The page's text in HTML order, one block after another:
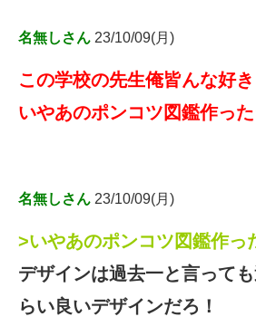
名無しさん 23/10/09(月)
この学校の先生俺皆んな好き
いやあのポンコツ図鑑作っ
名無しさん 23/10/09(月)
>いやあのポンコツ図鑑作っ
デザインは過去一と言って
らい良いデザインだろ！